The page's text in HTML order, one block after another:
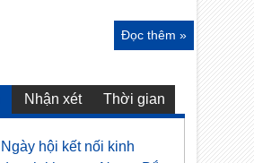
Đọc thêm »
Nhận xét Thời gian
Ngày hội kết nối kinh